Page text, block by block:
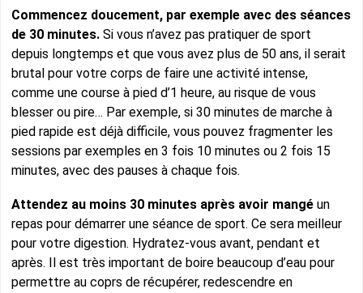
Commencez doucement, par exemple avec des séances
de 30 minutes. Si vous n’avez pas pratiquer de sport
depuis longtemps et que vous avez plus de 50 ans, il serait
brutal pour votre corps de faire une activité intense,
comme une course à pied d’1 heure, au risque de vous
blesser ou pire… Par exemple, si 30 minutes de marche à
pied rapide est déjà difficile, vous pouvez fragmenter les
sessions par exemples en 3 fois 10 minutes ou 2 fois 15
minutes, avec des pauses à chaque fois.
Attendez au moins 30 minutes après avoir mangé un
repas pour démarrer une séance de sport. Ce sera meilleur
pour votre digestion. Hydratez-vous avant, pendant et
après. Il est très important de boire beaucoup d’eau pour
permettre au coprs de récupérer, redescendre en